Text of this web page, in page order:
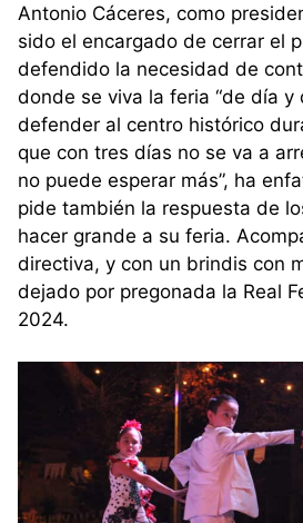
Antonio Cáceres, como
sido el encargado de cerrar el
defendido la necesidad de
donde se viva la feria “de día y
defender al centro histórico
que con tres días no se va a
no puede esperar más”, ha
pide también la respuesta de
hacer grande a su feria.
directiva, y con un brindis con
dejado por pregonada la Real
2024.